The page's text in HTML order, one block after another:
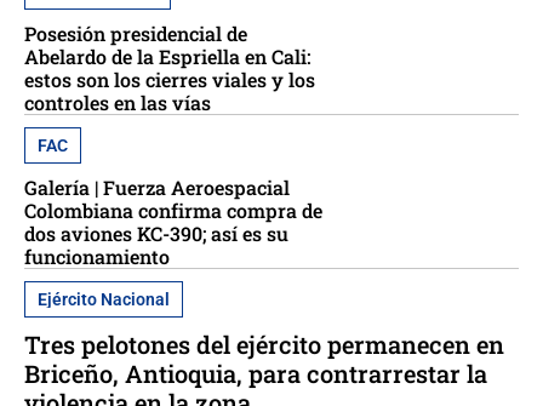
Posesión presidencial de
Abelardo de la Espriella en Cali:
estos son los cierres viales y los
controles en las vías
FAC
Galería | Fuerza Aeroespacial
Colombiana confirma compra de
dos aviones KC-390; así es su
funcionamiento
Ejército Nacional
Tres pelotones del ejército permanecen en
Briceño, Antioquia, para contrarrestar la